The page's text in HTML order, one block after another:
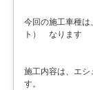
今回の施工車種
ト） なります
施工内容は、エ
す。